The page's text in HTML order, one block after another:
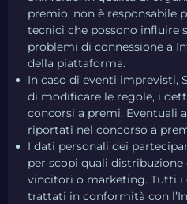
premio, non è responsabile
tecnici che possono influire
problemi di connessione a
della piattaforma.
In caso di eventi imprevisti,
di modificare le regole, i
concorsi a premi. Eventuali
riportati nel concorso a
I dati personali dei
per scopi quali
vincitori o marketing. Tutti i
trattati in conformità con